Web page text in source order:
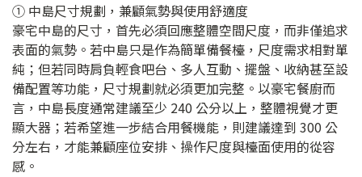
① 中島尺寸規劃，兼顧氣勢與使用舒適度
豪宅中島的尺寸，首先必須回應整體空間尺度，而非僅追求
表面的氣勢。若中島只是作為簡單備餐檯，尺度需求相對單
純；但若同時肩負輕食吧台、多人互動、擺盤、收納甚至設
備配置等功能，尺寸規劃就必須更加完整。以豪宅餐廚而
言，中島長度通常建議至少 240 公分以上，整體視覺才更
顯大器；若希望進一步結合用餐機能，則建議達到 300 公
分左右，才能兼顧座位安排、操作尺度與檯面使用的從容
感。